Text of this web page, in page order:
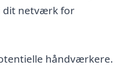
dit netværk for
håndværkere.